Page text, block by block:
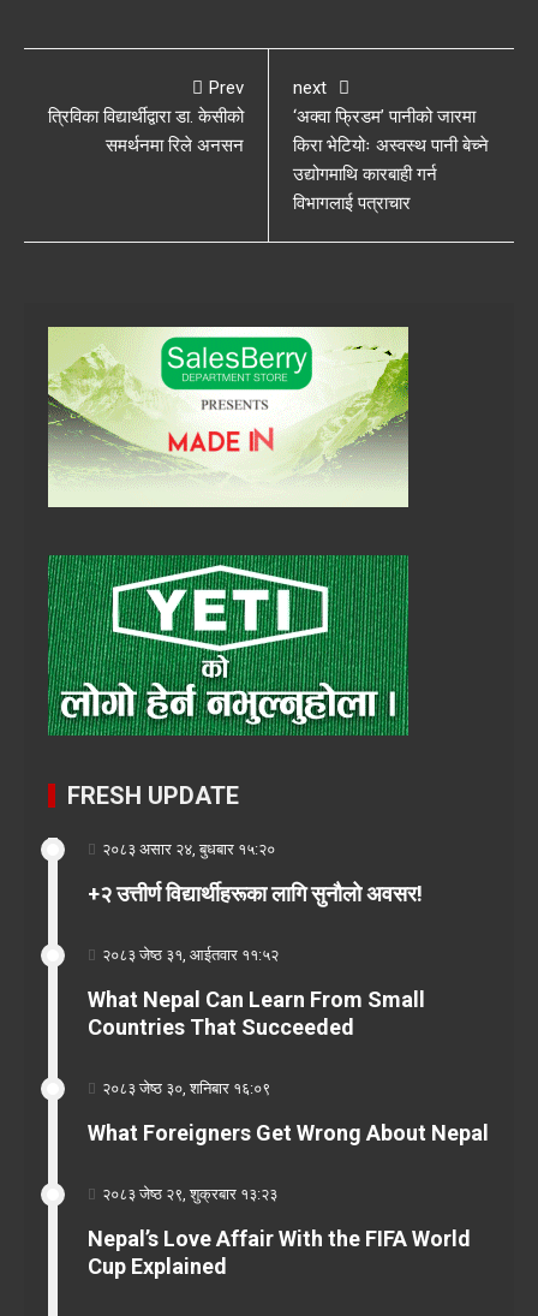
Prev
त्रिविका विद्यार्थीद्वारा डा. केसीको
समर्थनमा रिले अनसन
next
‘अक्वा फ्रिडम’ पानीको जारमा
किरा भेटियोः अस्वस्थ पानी बेच्ने
उद्योगमाथि कारबाही गर्न
विभागलाई पत्राचार
FRESH UPDATE
२०८३ असार २४, बुधबार १५:२०
+२ उत्तीर्ण विद्यार्थीहरूका लागि सुनौलो अवसर!
२०८३ जेष्ठ ३१, आईतवार ११:५२
What Nepal Can Learn From Small
Countries That Succeeded
२०८३ जेष्ठ ३०, शनिबार १६:०९
What Foreigners Get Wrong About Nepal
२०८३ जेष्ठ २९, शुक्रबार १३:२३
Nepal’s Love Affair With the FIFA World
Cup Explained